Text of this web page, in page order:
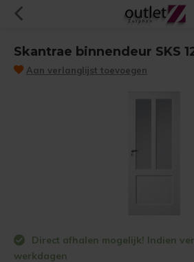
Skantrae binnendeur SKS
Aan verlanglijst toevoegen
Direct afhalen mogelijk! Indien
werkdagen